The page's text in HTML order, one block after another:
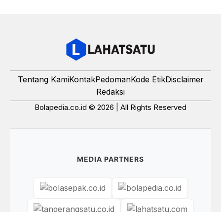
Tentang KamiKontakPedomanKode EtikDisclaimer
Redaksi
Bolapedia.co.id © 2026 | All Rights Reserved
MEDIA PARTNERS